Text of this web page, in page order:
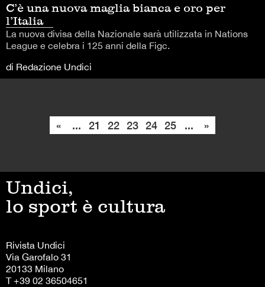
C’è una nuova maglia bianca e oro per
l’Italia
La nuova divisa della Nazionale sarà utilizzata in Nations
League e celebra i 125 anni della Figc.
di Redazione Undici
« ... 21 22 23 24 25 ... »
Undici,
lo sport è cultura
Rivista Undici
Via Garofalo 31
20133 Milano
T +39 02 36504651